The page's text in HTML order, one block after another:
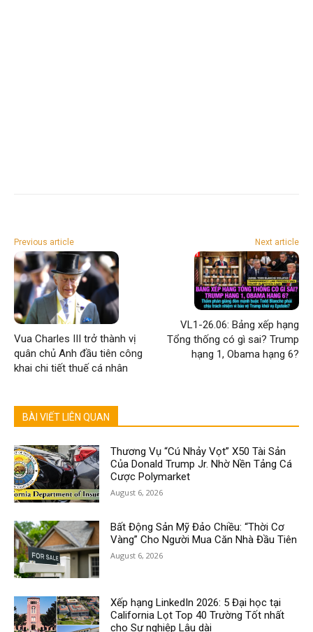
Previous article
Vua Charles III trở thành vị
quân chủ Anh đầu tiên công
khai chi tiết thuế cá nhân
Next article
VL1-26.06: Bảng xếp hạng
Tổng thống có gì sai? Trump
hạng 1, Obama hạng 6?
BÀI VIẾT LIÊN QUAN
Thương Vụ “Cú Nhảy Vọt” X50 Tài Sản
Của Donald Trump Jr. Nhờ Nền Tảng Cá
Cược Polymarket
August 6, 2026
Bất Động Sản Mỹ Đảo Chiều: “Thời Cơ
Vàng” Cho Người Mua Căn Nhà Đầu Tiên
August 6, 2026
Xếp hạng LinkedIn 2026: 5 Đại học tại
California Lọt Top 40 Trường Tốt nhất
cho Sự nghiệp Lâu dài